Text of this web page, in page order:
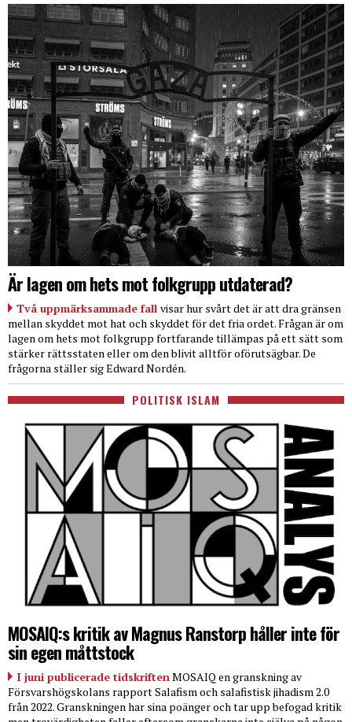
Är lagen om hets mot folkgrupp utdaterad?
Två uppmärksammade fall visar hur svårt det är att dra gränsen
mellan skyddet mot hat och skyddet för det fria ordet. Frågan är om
lagen om hets mot folkgrupp fortfarande tillämpas på ett sätt som
stärker rättsstaten eller om den blivit alltför oförutsägbar. De
frågorna ställer sig Edward Nordén.
POLITISK ISLAM
MOSAIQ:s kritik av Magnus Ranstorp håller inte för
sin egen måttstock
I juni publicerade tidskriftenMOSAIQ en granskning av
Försvarshögskolans rapport Salafism och salafistisk jihadism 2.0
från 2022. Granskningen har sina poänger och tar upp befogad kritik